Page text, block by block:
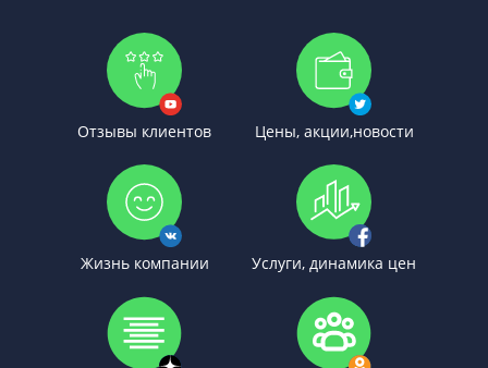
Отзывы клиентов Цены, акции,новости
Жизнь компании Услуги, динамика цен